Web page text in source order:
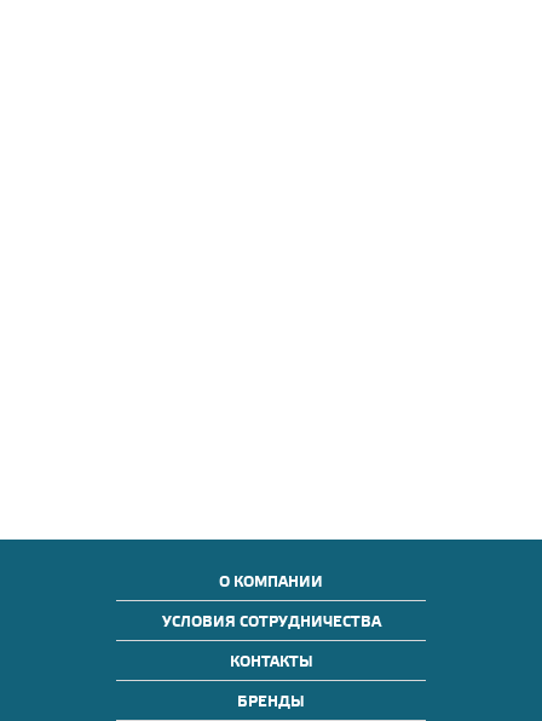
О КОМПАНИИ
УСЛОВИЯ СОТРУДНИЧЕСТВА
КОНТАКТЫ
БРЕНДЫ